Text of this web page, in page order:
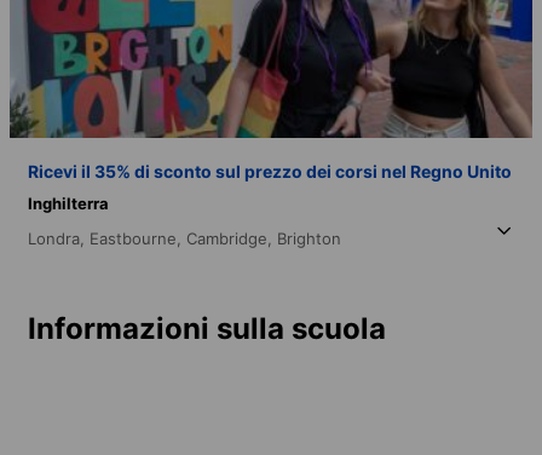
Ricevi il 35% di sconto sul prezzo dei corsi nel Regno Unito
Inghilterra
Londra, Eastbourne, Cambridge, Brighton
Informazioni sulla scuola